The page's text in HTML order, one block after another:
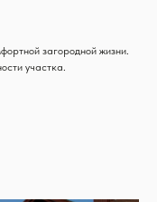
загородной жизни.
участка.